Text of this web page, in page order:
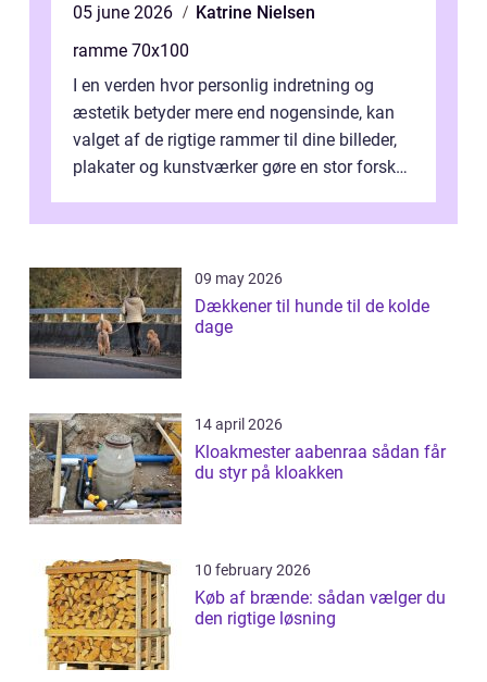
05 june 2026
Katrine Nielsen
ramme 70x100
I en verden hvor personlig indretning og
æstetik betyder mere end nogensinde, kan
valget af de rigtige rammer til dine billeder,
plakater og kunstværker gøre en stor forskel.
09 may 2026
Dækkener til hunde til de kolde
dage
14 april 2026
Kloakmester aabenraa sådan får
du styr på kloakken
10 february 2026
Køb af brænde: sådan vælger du
den rigtige løsning